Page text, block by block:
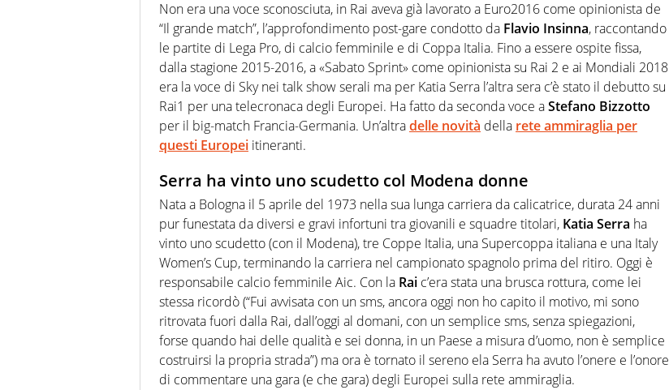
Non era una voce sconosciuta, in Rai aveva già lavorato a Euro2016 come opinionista de
“Il grande match”, l’approfondimento post-gare condotto da Flavio Insinna, raccontando
le partite di Lega Pro, di calcio femminile e di Coppa Italia. Fino a essere ospite fissa,
dalla stagione 2015-2016, a «Sabato Sprint» come opinionista su Rai 2 e ai Mondiali 2018
era la voce di Sky nei talk show serali ma per Katia Serra l’altra sera c’è stato il debutto su
Rai1 per una telecronaca degli Europei. Ha fatto da seconda voce aStefano Bizzotto
per il big-match Francia-Germania. Un’altradelle novità della rete ammiraglia per
questi Europei itineranti.
Serra ha vinto uno scudetto col Modena donne
Nata a Bologna il 5 aprile del 1973 nella sua lunga carriera da calicatrice, durata 24 anni
pur funestata da diversi e gravi infortuni tra giovanili e squadre titolari, Katia Serra ha
vinto uno scudetto (con il Modena), tre Coppe Italia, una Supercoppa italiana e una Italy
Women’s Cup, terminando la carriera nel campionato spagnolo prima del ritiro. Oggi è
responsabile calcio femminile Aic. Con la Rai c’era stata una brusca rottura, come lei
stessa ricordò (“Fui avvisata con un sms, ancora oggi non ho capito il motivo, mi sono
ritrovata fuori dalla Rai, dall’oggi al domani, con un semplice sms, senza spiegazioni,
forse quando hai delle qualità e sei donna, in un Paese a misura d’uomo, non è semplice
costruirsi la propria strada”) ma ora è tornato il sereno ela Serra ha avuto l’onere e l’onore
di commentare una gara (e che gara) degli Europei sulla rete ammiraglia.